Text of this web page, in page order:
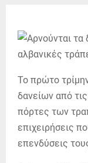
Το πρώτο
δανείων από
πόρτες των
επιχειρήσεις
επενδύσεις